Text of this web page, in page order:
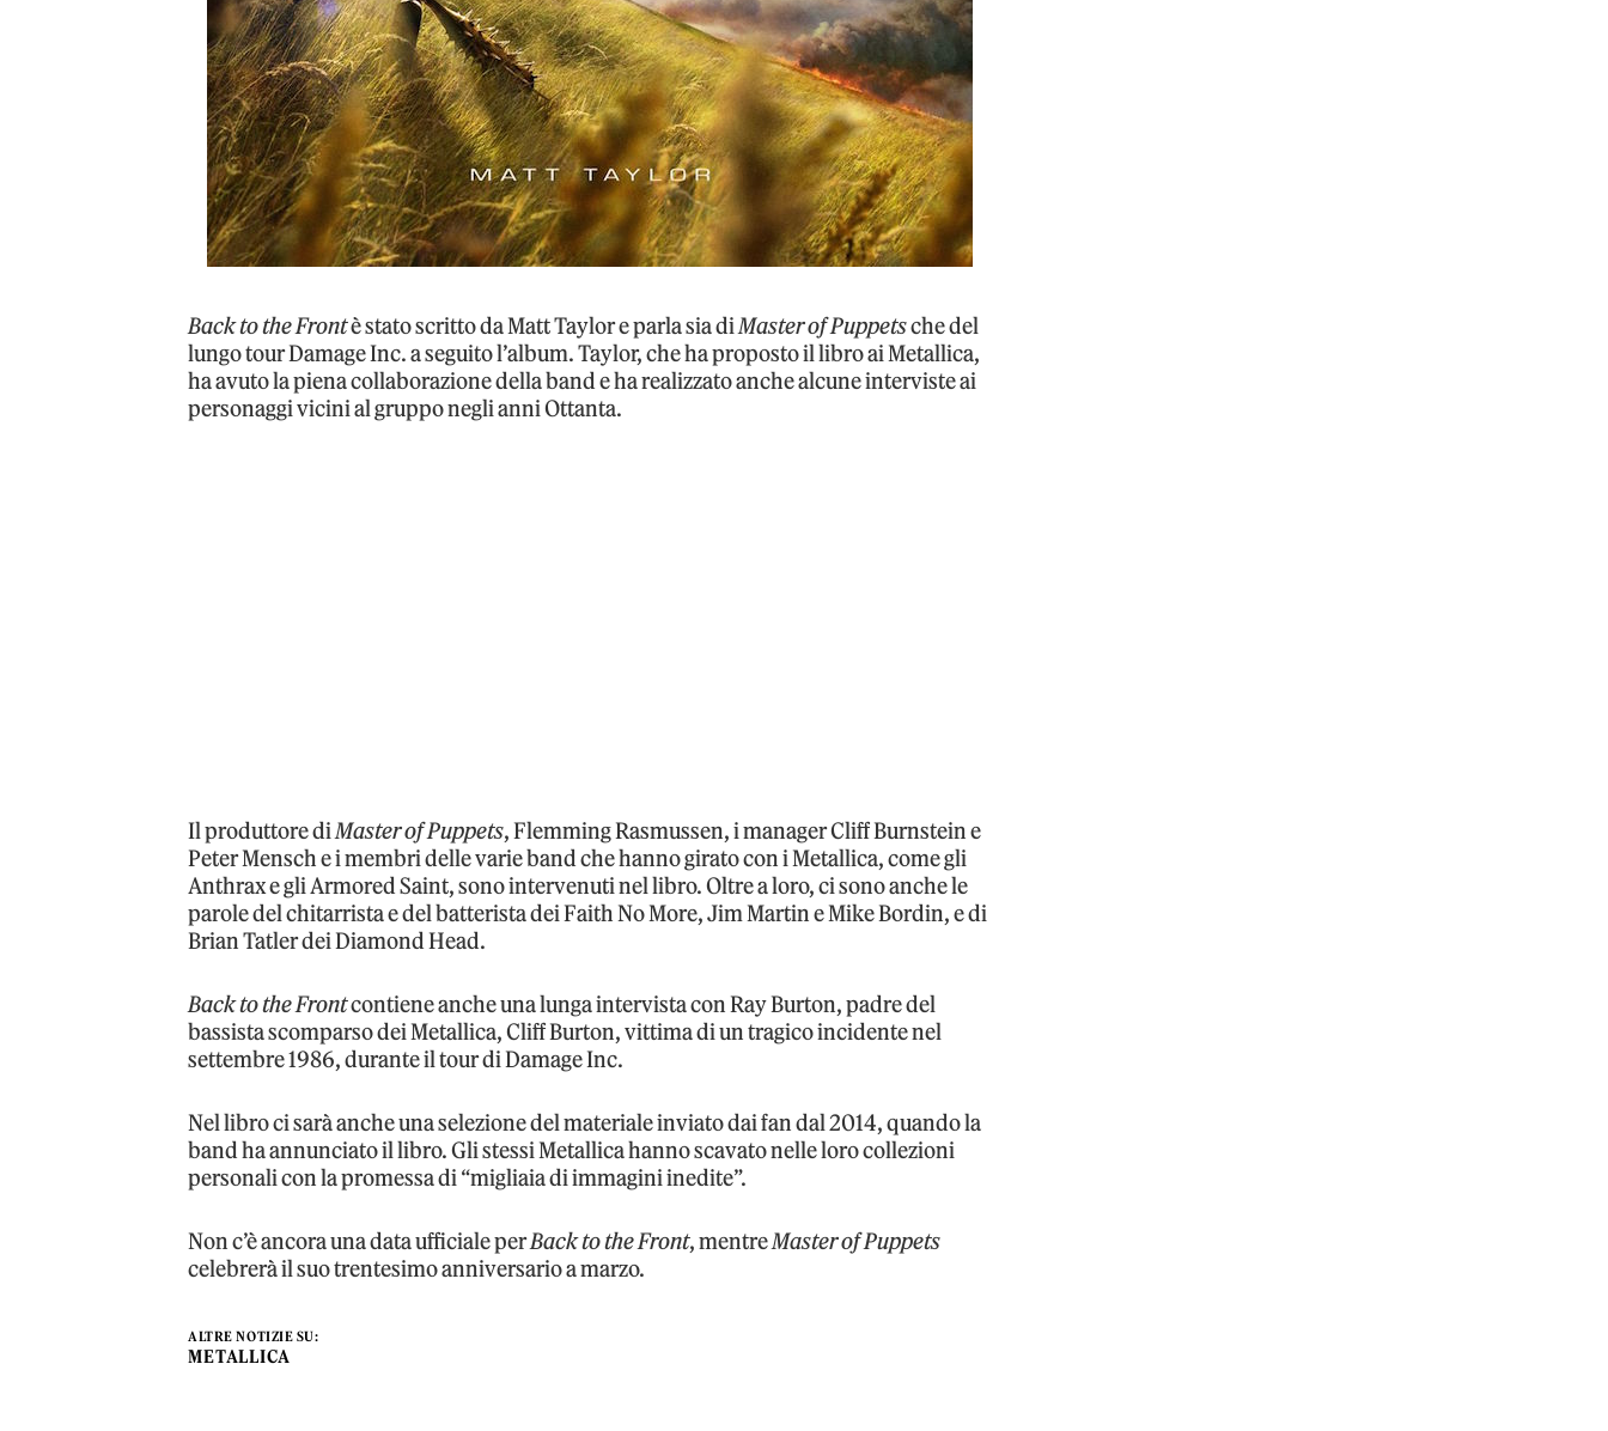
Back to the Frontè stato scritto da Matt Taylor e parla sia diMaster of Puppetsche del
lungo tour Damage Inc. a seguito l’album. Taylor, che ha proposto il libro ai Metallica,
ha avuto la piena collaborazione della band e ha realizzato anche alcune interviste ai
personaggi vicini al gruppo negli anni Ottanta.
Il produttore diMaster of Puppets, Flemming Rasmussen, i manager Cliff Burnstein e
Peter Mensch e i membri delle varie band che hanno girato con i Metallica, come gli
Anthrax e gli Armored Saint, sono intervenuti nel libro. Oltre a loro, ci sono anche le
parole del chitarrista e del batterista dei Faith No More, Jim Martin e Mike Bordin, e di
Brian Tatler dei Diamond Head.
Back to the Frontcontiene anche una lunga intervista con Ray Burton, padre del
bassista scomparso dei Metallica, Cliff Burton, vittima di un tragico incidente nel
settembre 1986, durante il tour di Damage Inc.
Nel libro ci sarà anche una selezione del materiale inviato dai fan dal 2014, quando la
band ha annunciato il libro. Gli stessi Metallica hanno scavato nelle loro collezioni
personali con la promessa di “migliaia di immagini inedite”.
Non c’è ancora una data ufficiale perBack to the Front, mentreMaster of Puppets
celebrerà il suo trentesimo anniversario a marzo.
ALTRE NOTIZIE SU:
METALLICA